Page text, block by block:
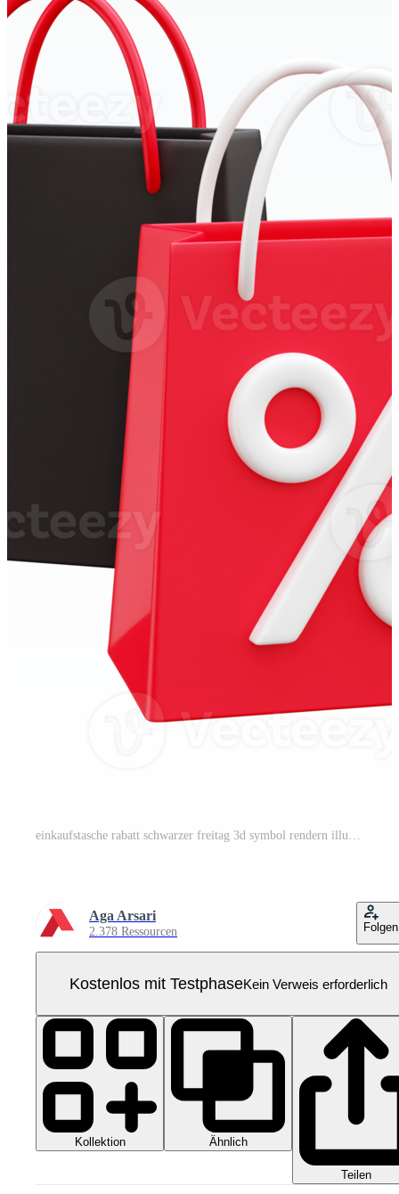
einkaufstasche rabatt schwarzer freitag 3d symbol rendern illustration Pro PNG
Aga Arsari
2.378 Ressourcen Folgen
Kostenlos mit TestphaseKein Verweis erforderlich
Kollektion Ähnlich
Teilen